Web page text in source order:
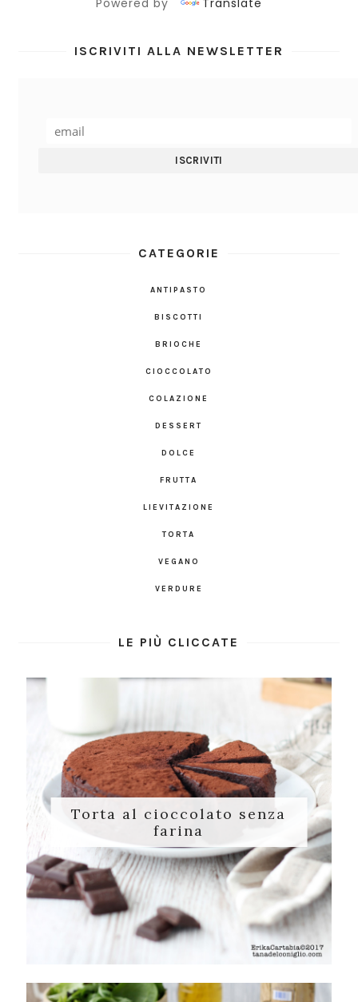
Powered by Translate
ISCRIVITI ALLA NEWSLETTER
CATEGORIE
ANTIPASTO
BISCOTTI
BRIOCHE
CIOCCOLATO
COLAZIONE
DESSERT
DOLCE
FRUTTA
LIEVITAZIONE
TORTA
VEGANO
VERDURE
LE PIÙ CLICCATE
Torta al cioccolato senza
farina